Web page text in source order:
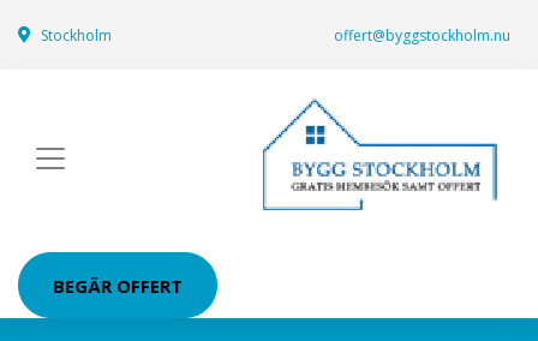
Stockholm offert@byggstockholm.nu
BEGÄR OFFERT